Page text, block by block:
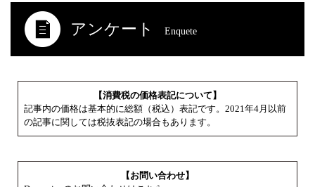
アンケート Enquete
【消費税の価格表記について】
記事内の価格は基本的に総額（税込）表記です。2021年4月以前
の記事に関しては税抜表記の場合もあります。
【お問い合わせ】